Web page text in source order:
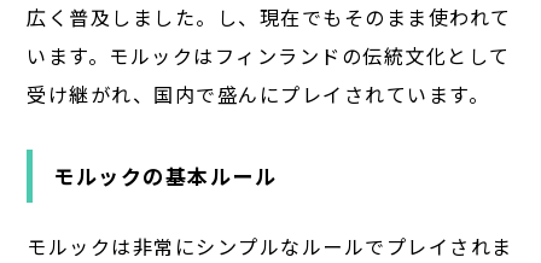
広く普及しました。し、現在でもそのまま使われて
います。モルックはフィンランドの伝統文化として
受け継がれ、国内で盛んにプレイされています。
モルックの基本ルール
モルックは非常にシンプルなルールでプレイされま